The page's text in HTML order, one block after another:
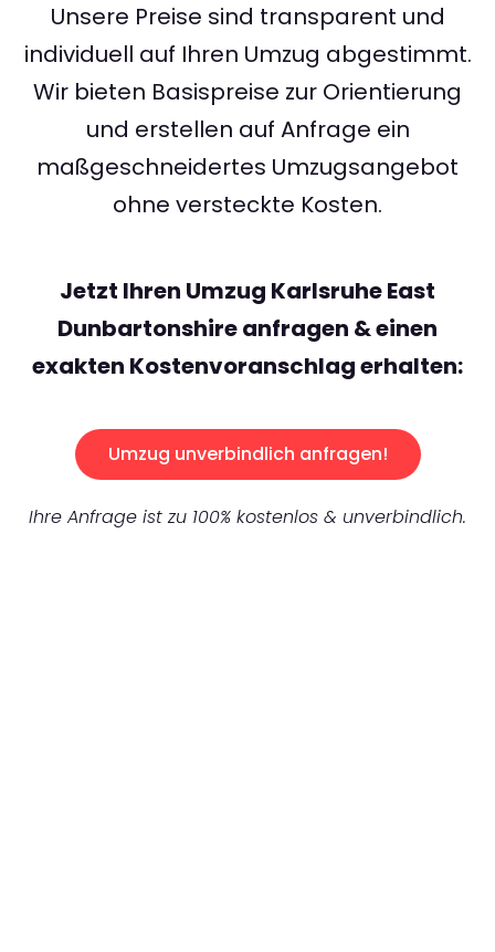
Unsere Preise sind transparent und
individuell auf Ihren Umzug abgestimmt.
Wir bieten Basispreise zur Orientierung
und erstellen auf Anfrage ein
maßgeschneidertes Umzugsangebot
ohne versteckte Kosten.
Jetzt Ihren Umzug Karlsruhe East
Dunbartonshire anfragen & einen
exakten Kostenvoranschlag erhalten:
Umzug unverbindlich anfragen!
Ihre Anfrage ist zu 100% kostenlos & unverbindlich.